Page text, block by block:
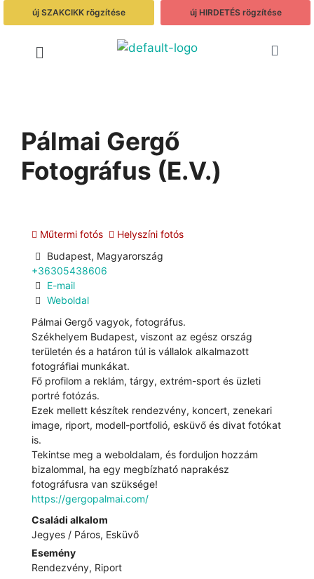
új SZAKCIKK rögzítése új HIRDETÉS rögzítése
Pálmai Gergő
Fotográfus (E.V.)
Műtermi fotós
Helyszíni fotós
Budapest, Magyarország
+36305438606
E-mail
Weboldal
Pálmai Gergő vagyok, fotográfus.
Székhelyem Budapest, viszont az egész ország
területén és a határon túl is vállalok alkalmazott
fotográfiai munkákat.
Fő profilom a reklám, tárgy, extrém-sport és üzleti
portré fotózás.
Ezek mellett készítek rendezvény, koncert, zenekari
image, riport, modell-portfolió, esküvő és divat fotókat
is.
Tekintse meg a weboldalam, és forduljon hozzám
bizalommal, ha egy megbízható naprakész
fotográfusra van szüksége!
https://gergopalmai.com/
Családi alkalom
Jegyes / Páros, Esküvő
Esemény
Rendezvény, Riport